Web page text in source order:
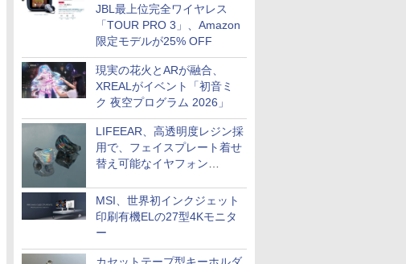
JBL最上位完全ワイヤレス
「TOUR PRO 3」、Amazon
限定モデルが25% OFF
現実の花火とARが融合、
XREALがイベント「初音ミ
ク 夜空プログラム 2026」
LIFEEAR、高透明度レジン採
用で、フェイスプレート着せ
替え可能なイヤフォン
MSI、世界初インクジェット
印刷有機ELの27型4Kモニタ
ー